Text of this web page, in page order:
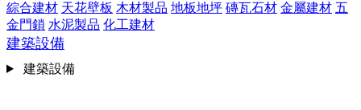
綜合建材 天花壁板 木材製品 地板地坪 磚瓦石材 金屬建材 五
金門鎖 水泥製品 化工建材
建築設備
建築設備